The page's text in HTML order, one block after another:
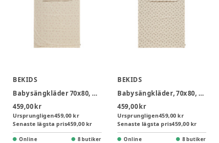
BEKIDS
Baby sängkläder 70x80, Misty Rose
459,00 kr
Ursprungligen459,00 kr
Senaste lägsta pris459,00 kr
Online 8 butiker
BEKIDS
Baby sängkläder, 70x80, Elefant
459,00 kr
Ursprungligen459,00 kr
Senaste lägsta pris459,00 kr
Online 8 butiker